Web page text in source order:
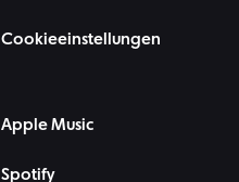
Cookieeinstellungen
Apple Music
Spotify